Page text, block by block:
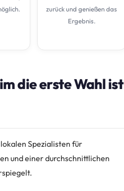
zurück und genießen das
Ergebnis.
die erste Wahl ist
Spezialisten für
und einer durchschnittlichen